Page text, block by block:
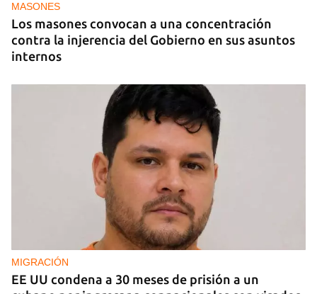
MASONES
Los masones convocan a una concentración
contra la injerencia del Gobierno en sus asuntos
internos
MIGRACIÓN
EE UU condena a 30 meses de prisión a un